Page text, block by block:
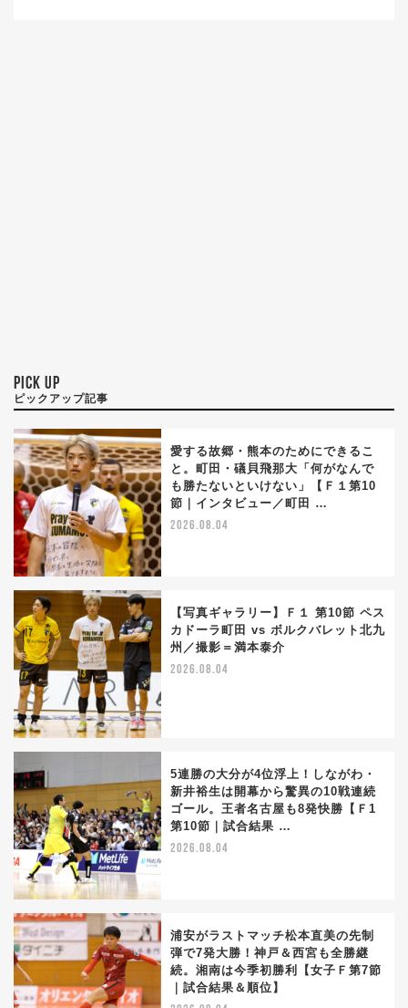
PICK UP
ピックアップ記事
愛する故郷・熊本のためにできるこ
と。町田・礒貝飛那大「何がなんで
も勝たないといけない」【Ｆ１第10
節｜インタビュー／町田 …
2026.08.04
【写真ギャラリー】Ｆ１ 第10節 ペス
カドーラ町田 vs ボルクバレット北九
州／撮影＝満本泰介
2026.08.04
5連勝の大分が4位浮上！しながわ・
新井裕生は開幕から驚異の10戦連続
ゴール。王者名古屋も8発快勝【Ｆ1
第10節｜試合結果 …
2026.08.04
浦安がラストマッチ松本直美の先制
弾で7発大勝！神戸＆西宮も全勝継
続。湘南は今季初勝利【女子Ｆ第7節
｜試合結果＆順位】